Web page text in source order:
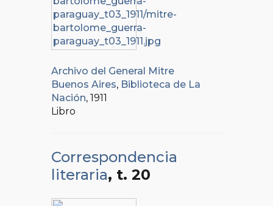
Archivo del General Mitre
Buenos Aires, Biblioteca de La
Nación, 1911
Libro
Correspondencia
literaria, t. 20